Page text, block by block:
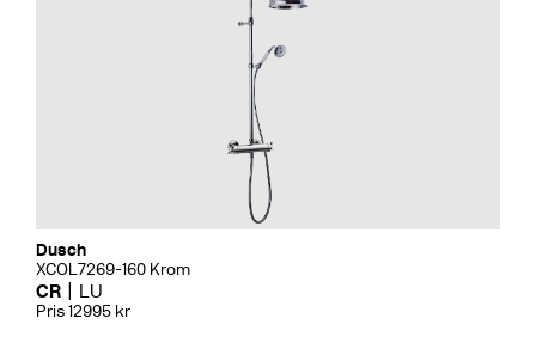
Dusch
XCOL7269-160 Krom
CR LU
Pris 12995 kr